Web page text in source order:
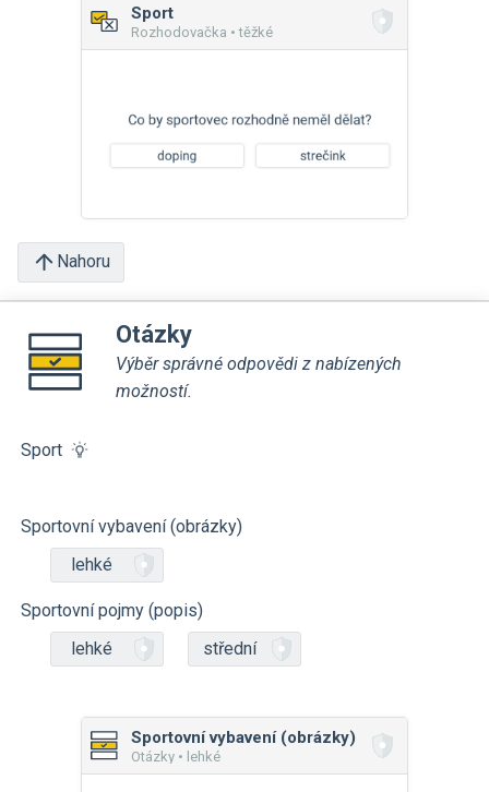
Sport
Rozhodovačka • těžké
Nahoru
Otázky
Výběr správné odpovědi z nabízených
možností.
Sport
Sportovní vybavení (obrázky)
lehké
Sportovní pojmy (popis)
lehké
střední
Sportovní vybavení (obrázky)
Otázky • lehké